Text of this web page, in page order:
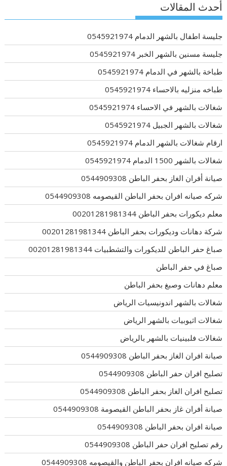
أحدث المقالات
جليسة اطفال بالشهر الدمام 0545921974
جليسة مسنين بالشهر الخبر 0545921974
طباخة بالشهر في الدمام 0545921974
طباخه منزليه بالاحساء 0545921974
شغالات بالشهر في الاحساء 0545921974
شغالات بالشهر الجبيل 0545921974
ارقام شغالات بالشهر الدمام 0545921974
شغالات بالشهر 1500 الدمام 0545921974
صيانة أفران الغاز بحفر الباطن 0544909308
شركه صيانه افران بحفر الباطن القيصومه 0544909308
معلم ديكورات بحفر الباطن 00201281981344
شركة دهانات وديكورات بحفر الباطن 00201281981344
صباغ حفر الباطن للديكورات والتشطبيات 00201281981344
صباغ في حفر الباطن
معلم دهانات وصبغ بحفر الباطن
شغالات بالشهر اندونيسيات الرياض
شغالات اثيوبيات بالشهر الرياض
شغالات فلبينيات بالشهر بالرياض
صيانة افران الغاز بحفر الباطن 0544909308
تصليح افران حفر الباطن 0544909308
تصليح افران الغاز بحفر الباطن 0544909308
صيانة أفران غاز بحفر الباطن القيصومة 0544909308
صيانة افران بحفر الباطن 0544909308
رقم تصليح افران حفر الباطن 0544909308
شركه صيانه افران بحفر الباطن والقيصومه 0544909308